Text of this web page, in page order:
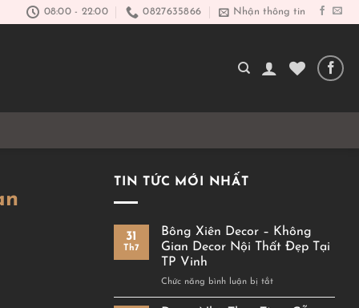
08:00 - 22:00 0827635866 Nhận thông tin
TIN TỨC MỚI NHẤT
31
Th7
Bông Xiên Decor – Không
Gian Decor Nội Thất Đẹp Tại
TP Vinh
Chức năng bình luận bị tắtở